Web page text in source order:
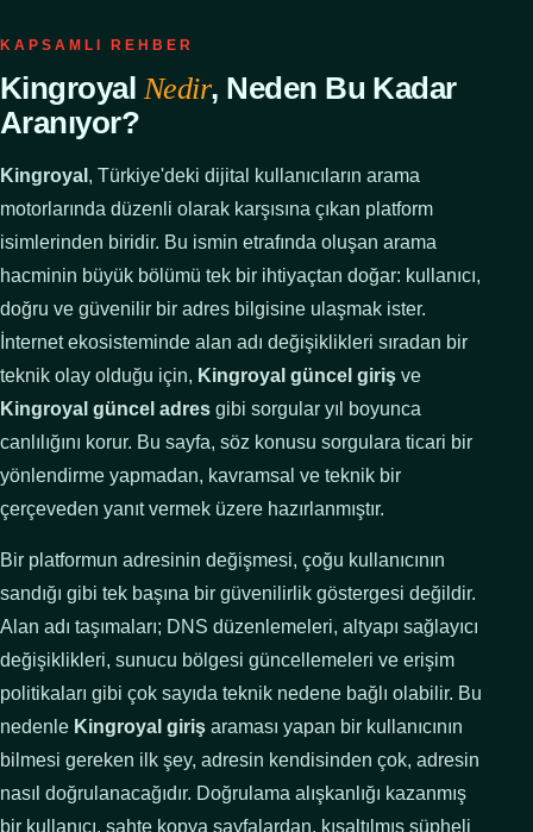
KAPSAMLI REHBER
Kingroyal Nedir, Neden Bu Kadar
Aranıyor?
Kingroyal , Türkiye'deki dijital kullanıcıların arama
motorlarında düzenli olarak karşısına çıkan platform
isimlerinden biridir. Bu ismin etrafında oluşan arama
hacminin büyük bölümü tek bir ihtiyaçtan doğar: kullanıcı,
doğru ve güvenilir bir adres bilgisine ulaşmak ister.
İnternet ekosisteminde alan adı değişiklikleri sıradan bir
teknik olay olduğu için, Kingroyal güncel giriş ve
Kingroyal güncel adres gibi sorgular yıl boyunca
canlılığını korur. Bu sayfa, söz konusu sorgulara ticari bir
yönlendirme yapmadan, kavramsal ve teknik bir
çerçeveden yanıt vermek üzere hazırlanmıştır.
Bir platformun adresinin değişmesi, çoğu kullanıcının
sandığı gibi tek başına bir güvenilirlik göstergesi değildir.
Alan adı taşımaları; DNS düzenlemeleri, altyapı sağlayıcı
değişiklikleri, sunucu bölgesi güncellemeleri ve erişim
politikaları gibi çok sayıda teknik nedene bağlı olabilir. Bu
nedenle Kingroyal giriş araması yapan bir kullanıcının
bilmesi gereken ilk şey, adresin kendisinden çok, adresin
nasıl doğrulanacağıdır. Doğrulama alışkanlığı kazanmış
bir kullanıcı, sahte kopya sayfalardan, kısaltılmış şüpheli